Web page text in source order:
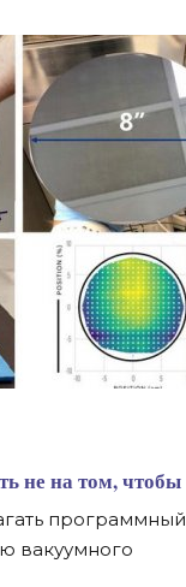
не на том, чтобы
программный
вакуумного